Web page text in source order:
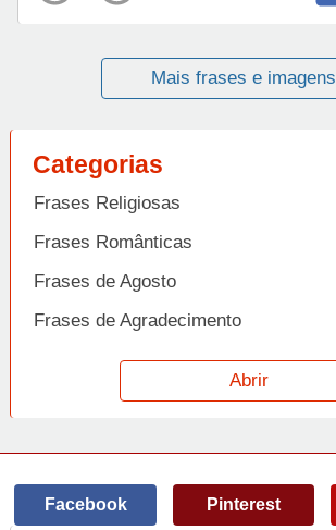
Mais frases e imagens
Categorias
Frases Religiosas
Frases Românticas
Frases de Agosto
Frases de Agradecimento
Frases de Amizade
Frases de Amor
Frases de Arrependimento
Abrir
Facebook Pinterest